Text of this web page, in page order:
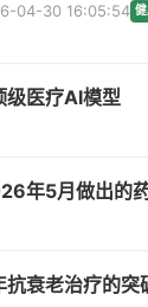
04-30 16:05:54
医疗AI模型
年5月做出的
衰老治疗的突